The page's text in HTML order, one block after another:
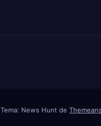
Tema: News Hunt de